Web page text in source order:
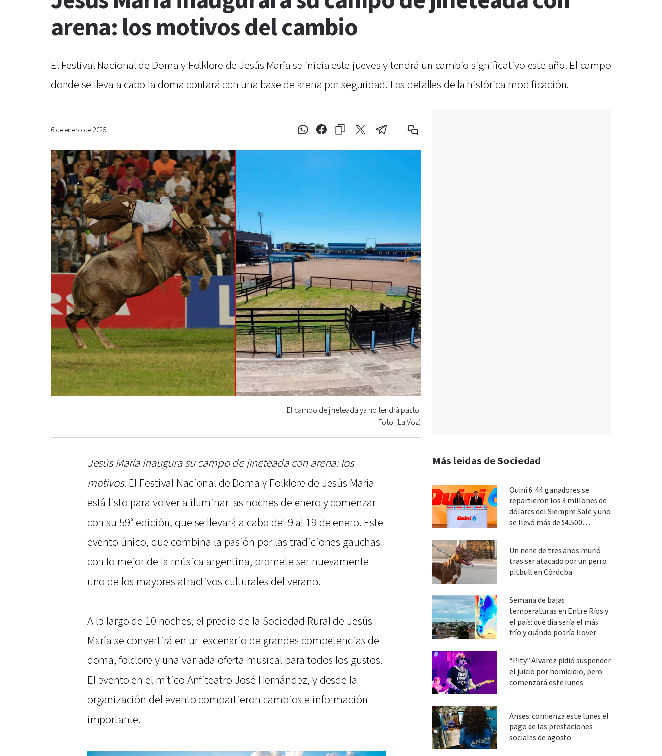
arena: los motivos del cambio
El Festival Nacional de Doma y Folklore de Jesús María se inicia este jueves y tendrá un cambio significativo este año. El campo
donde se lleva a cabo la doma contará con una base de arena por seguridad. Los detalles de la histórica modificación.
6 de enero de 2025
El campo de jineteada ya no tendrá pasto.
Foto: (La Voz)
Jesús María inaugura su campo de jineteada con arena: los
motivos. El Festival Nacional de Doma y Folklore de Jesús María
está listo para volver a iluminar las noches de enero y comenzar
con su 59° edición, que se llevará a cabo del 9 al 19 de enero. Este
evento único, que combina la pasión por las tradiciones gauchas
con lo mejor de la música argentina, promete ser nuevamente
uno de los mayores atractivos culturales del verano.
A lo largo de 10 noches, el predio de la Sociedad Rural de Jesús
María se convertirá en un escenario de grandes competencias de
doma, folclore y una variada oferta musical para todos los gustos.
El evento en el mítico Anfiteatro José Hernández, y desde la
organización del evento compartieron cambios e información
importante.
Más leidas de Sociedad
Quini 6: 44 ganadores se
repartieron los 3 millones de
dólares del Siempre Sale y uno
se llevó más de $4.500
Un nene de tres años murió
tras ser atacado por un perro
pitbull en Córdoba
Semana de bajas
temperaturas en Entre Ríos y
el país: qué día sería el más
frío y cuándo podría llover
“Pity” Álvarez pidió suspender
el juicio por homicidio, pero
comenzará este lunes
Anses: comienza este lunes el
pago de las prestaciones
sociales de agosto